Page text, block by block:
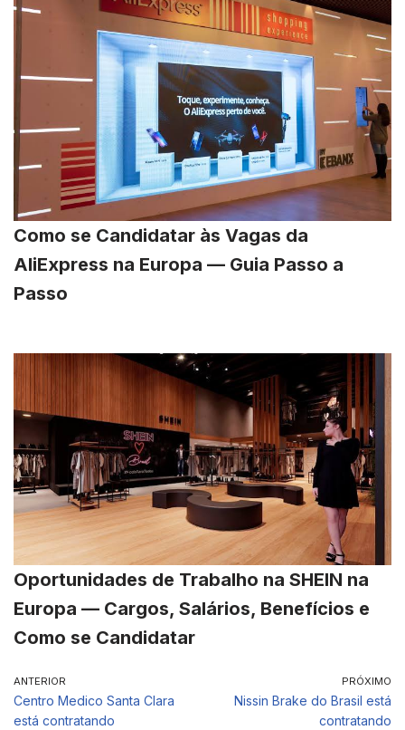
Como se Candidatar às Vagas da
AliExpress na Europa — Guia Passo a
Passo
Oportunidades de Trabalho na SHEIN na
Europa — Cargos, Salários, Benefícios e
Como se Candidatar
ANTERIOR
Centro Medico Santa Clara
está contratando
PRÓXIMO
Nissin Brake do Brasil está
contratando